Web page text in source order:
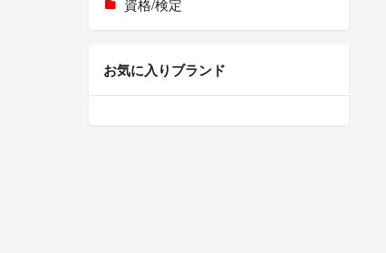
資格/検定
お気に入りブランド